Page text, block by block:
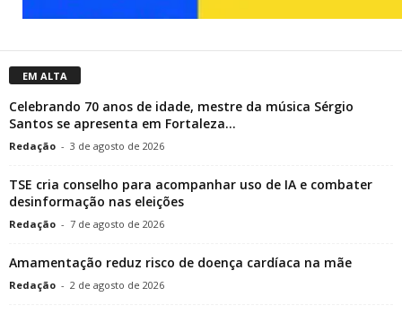
EM ALTA
Celebrando 70 anos de idade, mestre da música Sérgio
Santos se apresenta em Fortaleza...
Redação - 3 de agosto de 2026
TSE cria conselho para acompanhar uso de IA e combater
desinformação nas eleições
Redação - 7 de agosto de 2026
Amamentação reduz risco de doença cardíaca na mãe
Redação - 2 de agosto de 2026